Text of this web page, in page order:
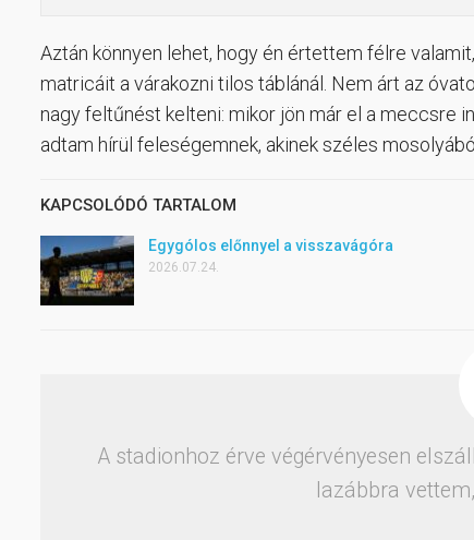
Aztán könnyen lehet, hogy én értettem félre
matricáit a várakozni tilos táblánál. Nem árt az
nagy feltűnést kelteni: mikor jön már el a meccsre
adtam hírül feleségemnek, akinek széles
KAPCSOLÓDÓ TARTALOM
Egygólos előnnyel a visszavágóra
2026.07.24.
A stadionhoz érve végérvényesen
lazábbra